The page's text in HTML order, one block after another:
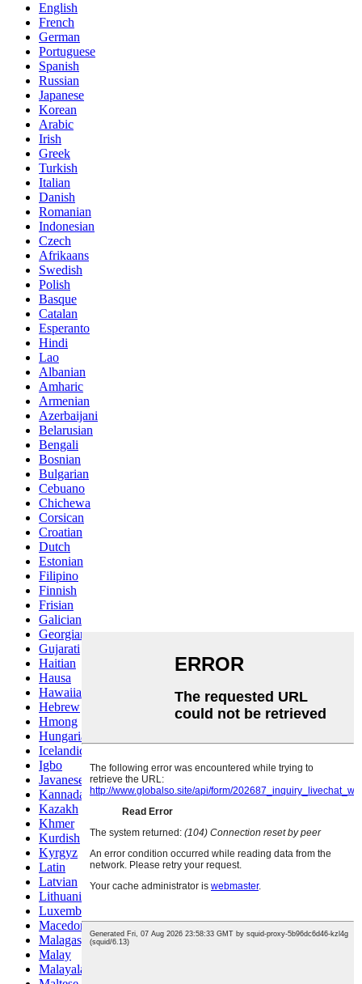
English
French
German
Portuguese
Spanish
Russian
Japanese
Korean
Arabic
Irish
Greek
Turkish
Italian
Danish
Romanian
Indonesian
Czech
Afrikaans
Swedish
Polish
Basque
Catalan
Esperanto
Hindi
Lao
Albanian
Amharic
Armenian
Azerbaijani
Belarusian
Bengali
Bosnian
Bulgarian
Cebuano
Chichewa
Corsican
Croatian
Dutch
Estonian
Filipino
Finnish
Frisian
Galician
Georgian
Gujarati
Haitian
Hausa
Hawaiian
Hebrew
Hmong
Hungarian
Icelandic
Igbo
Javanese
Kannada
Kazakh
Khmer
Kurdish
Kyrgyz
Latin
Latvian
Lithuanian
Luxembou..
Macedonian
Malagasy
Malay
Malayalam